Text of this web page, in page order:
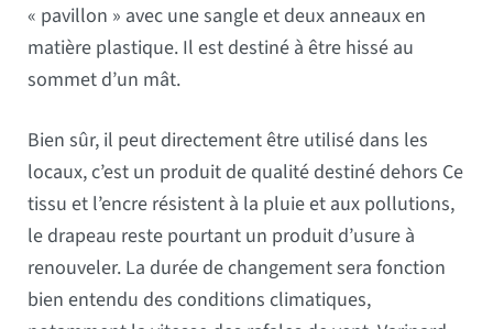
« pavillon » avec une sangle et deux anneaux en
matière plastique. Il est destiné à être hissé au
sommet d’un mât.
Bien sûr, il peut directement être utilisé dans les
locaux, c’est un produit de qualité destiné dehors Ce
tissu et l’encre résistent à la pluie et aux pollutions,
le drapeau reste pourtant un produit d’usure à
renouveler. La durée de changement sera fonction
bien entendu des conditions climatiques,